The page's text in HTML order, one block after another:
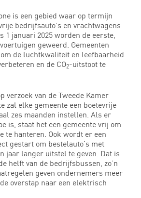
is een gebied waar op termijn
bedrijfsauto’s en vrachtwagens
1 januari 2025 worden de eerste,
geweerd. Gemeenten
de luchtkwaliteit en leefbaarheid
en de CO2-uitstoot te
verzoek van de Tweede Kamer
zal elke gemeente een boetevrije
zes maanden instellen. Als er
is, staat het een gemeente vrij om
te hanteren. Ook wordt er een
gestart om bestelauto’s met
jaar langer uitstel te geven. Dat is
helft van de bedrijfsbussen, zo’n
geven ondernemers meer
overstap naar een elektrisch